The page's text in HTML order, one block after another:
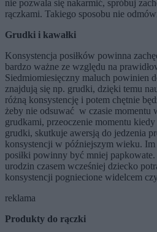
nie pozwala się nakarmić, spróbuj
rączkami. Takiego sposobu nie
Grudki i kawałki
Konsystencja posiłków powinna
bardzo ważne ze względu na
Siedmiomiesięczny maluch powinien
znajdują się np. grudki, dzięki temu
różną konsystencję i potem chętnie
żeby nie odsuwać w czasie momentu
grudkami, przeoczenie momentu
grudki, skutkuje awersją do jedzenia
konsystencji w późniejszym wieku. Im
posiłki powinny być mniej
urodzin czasem wcześniej dziecko
konsystencji pogniecione widelcem
reklama
Produkty do rączki